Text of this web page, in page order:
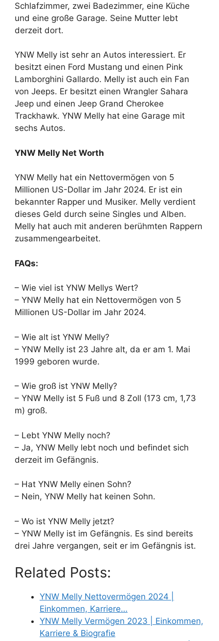
Schlafzimmer, zwei Badezimmer, eine Küche
und eine große Garage. Seine Mutter lebt
derzeit dort.
YNW Melly ist sehr an Autos interessiert. Er
besitzt einen Ford Mustang und einen Pink
Lamborghini Gallardo. Melly ist auch ein Fan
von Jeeps. Er besitzt einen Wrangler Sahara
Jeep und einen Jeep Grand Cherokee
Trackhawk. YNW Melly hat eine Garage mit
sechs Autos.
YNW Melly Net Worth
YNW Melly hat ein Nettovermögen von 5
Millionen US-Dollar im Jahr 2024. Er ist ein
bekannter Rapper und Musiker. Melly verdient
dieses Geld durch seine Singles und Alben.
Melly hat auch mit anderen berühmten Rappern
zusammengearbeitet.
FAQs:
– Wie viel ist YNW Mellys Wert?
– YNW Melly hat ein Nettovermögen von 5
Millionen US-Dollar im Jahr 2024.
– Wie alt ist YNW Melly?
– YNW Melly ist 23 Jahre alt, da er am 1. Mai
1999 geboren wurde.
– Wie groß ist YNW Melly?
– YNW Melly ist 5 Fuß und 8 Zoll (173 cm, 1,73
m) groß.
– Lebt YNW Melly noch?
– Ja, YNW Melly lebt noch und befindet sich
derzeit im Gefängnis.
– Hat YNW Melly einen Sohn?
– Nein, YNW Melly hat keinen Sohn.
– Wo ist YNW Melly jetzt?
– YNW Melly ist im Gefängnis. Es sind bereits
drei Jahre vergangen, seit er im Gefängnis ist.
Related Posts:
YNW Melly Nettovermögen 2024 |
Einkommen, Karriere…
YNW Melly Vermögen 2023 | Einkommen,
Karriere & Biografie